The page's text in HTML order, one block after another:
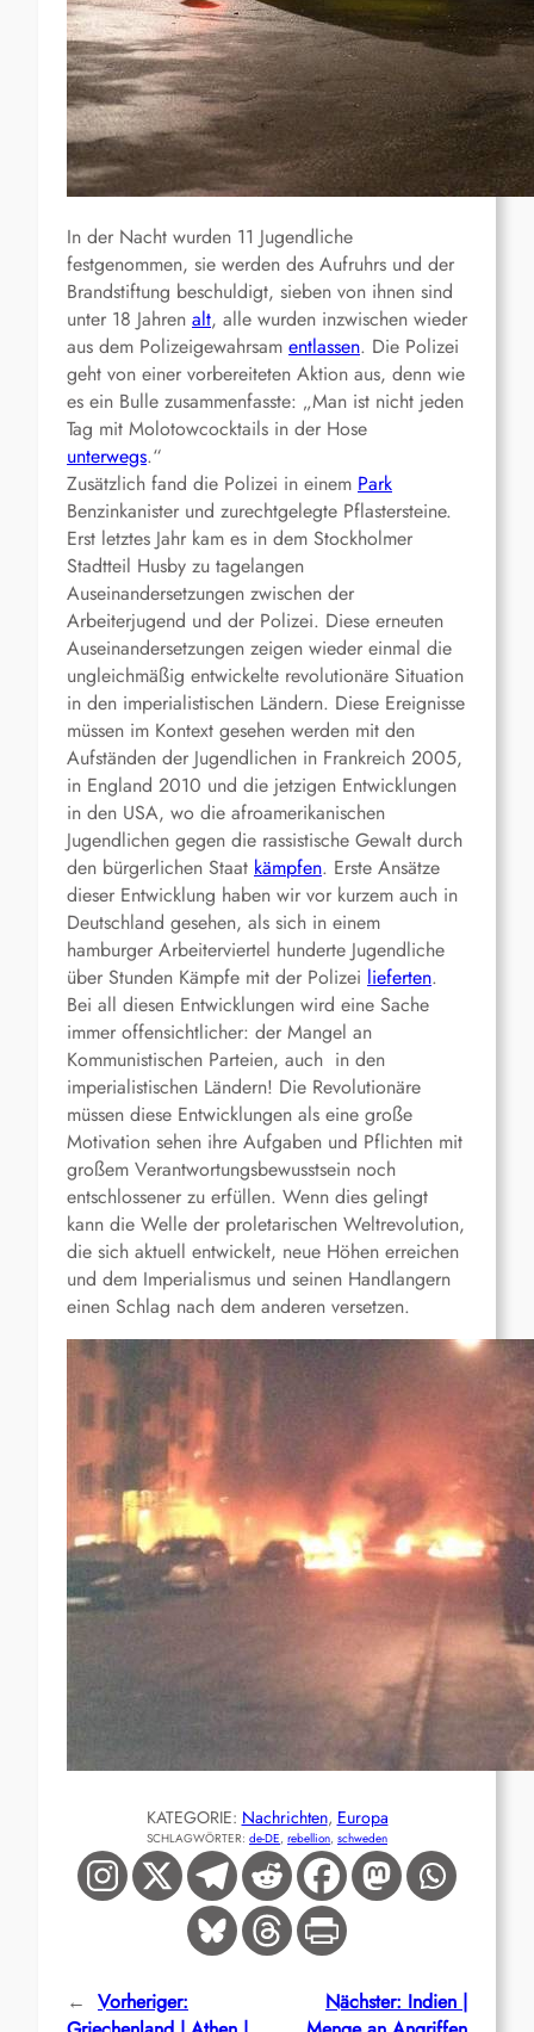
In der Nacht wurden 11 Jugendliche
festgenommen, sie werden des Aufruhrs und der
Brandstiftung beschuldigt, sieben von ihnen sind
unter 18 Jahren alt, alle wurden inzwischen wieder
aus dem Polizeigewahrsam entlassen. Die Polizei
geht von einer vorbereiteten Aktion aus, denn wie
es ein Bulle zusammenfasste: „Man ist nicht jeden
Tag mit Molotowcocktails in der Hose
unterwegs.“
Zusätzlich fand die Polizei in einem Park
Benzinkanister und zurechtgelegte Pflastersteine.
Erst letztes Jahr kam es in dem Stockholmer
Stadtteil Husby zu tagelangen
Auseinandersetzungen zwischen der
Arbeiterjugend und der Polizei. Diese erneuten
Auseinandersetzungen zeigen wieder einmal die
ungleichmäßig entwickelte revolutionäre Situation
in den imperialistischen Ländern. Diese Ereignisse
müssen im Kontext gesehen werden mit den
Aufständen der Jugendlichen in Frankreich 2005,
in England 2010 und die jetzigen Entwicklungen
in den USA, wo die afroamerikanischen
Jugendlichen gegen die rassistische Gewalt durch
den bürgerlichen Staat kämpfen. Erste Ansätze
dieser Entwicklung haben wir vor kurzem auch in
Deutschland gesehen, als sich in einem
hamburger Arbeiterviertel hunderte Jugendliche
über Stunden Kämpfe mit der Polizei lieferten.
Bei all diesen Entwicklungen wird eine Sache
immer offensichtlicher: der Mangel an
Kommunistischen Parteien, auch in den
imperialistischen Ländern! Die Revolutionäre
müssen diese Entwicklungen als eine große
Motivation sehen ihre Aufgaben und Pflichten mit
großem Verantwortungsbewusstsein noch
entschlossener zu erfüllen. Wenn dies gelingt
kann die Welle der proletarischen Weltrevolution,
die sich aktuell entwickelt, neue Höhen erreichen
und dem Imperialismus und seinen Handlangern
einen Schlag nach dem anderen versetzen.
KATEGORIE: Nachrichten, Europa
SCHLAGWÖRTER: de-DE, rebellion, schweden
← Vorheriger:
Nächster: Indien |